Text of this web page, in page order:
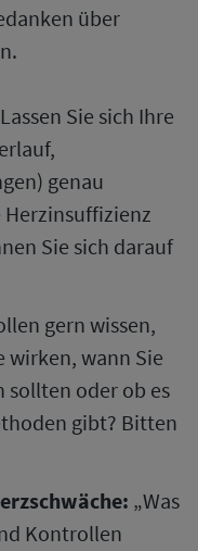
über
Sie sich Ihre
genau
Herzinsuffizienz
Sie sich darauf
gern wissen,
wirken, wann Sie
sollten oder ob es
gibt? Bitten
„Was
Kontrollen